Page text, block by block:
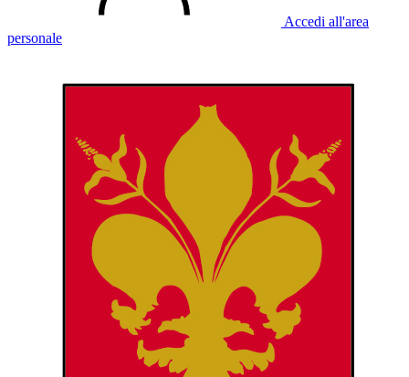
Accedi all'area
personale